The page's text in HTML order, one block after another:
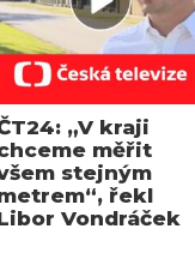
„V kraji
měřit
stejným
řekl
Vondráček